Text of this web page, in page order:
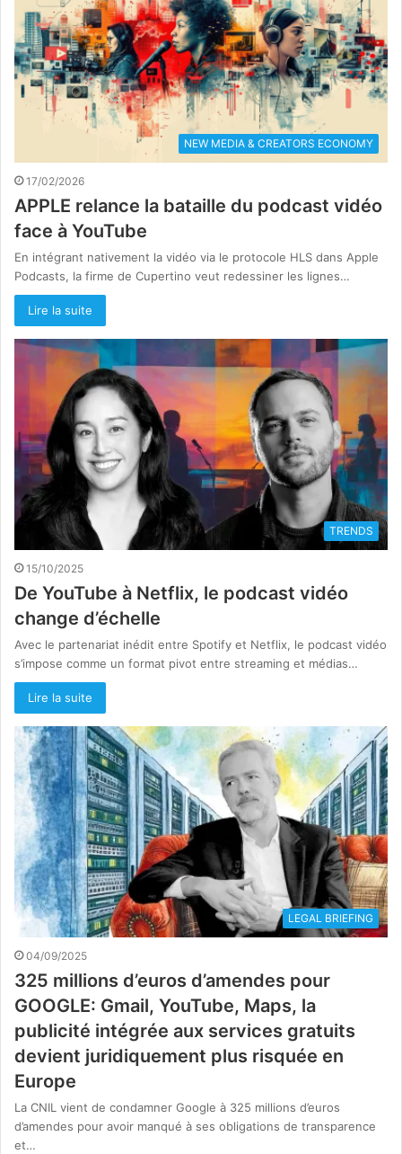
NEW MEDIA & CREATORS ECONOMY
17/02/2026
APPLE relance la bataille du podcast vidéo
face à YouTube
En intégrant nativement la vidéo via le protocole HLS dans Apple
Podcasts, la firme de Cupertino veut redessiner les lignes…
Lire la suite
TRENDS
15/10/2025
De YouTube à Netflix, le podcast vidéo
change d’échelle
Avec le partenariat inédit entre Spotify et Netflix, le podcast vidéo
s’impose comme un format pivot entre streaming et médias…
Lire la suite
LEGAL BRIEFING
04/09/2025
325 millions d’euros d’amendes pour
GOOGLE: Gmail, YouTube, Maps, la
publicité intégrée aux services gratuits
devient juridiquement plus risquée en
Europe
La CNIL vient de condamner Google à 325 millions d’euros
d’amendes pour avoir manqué à ses obligations de transparence
et…